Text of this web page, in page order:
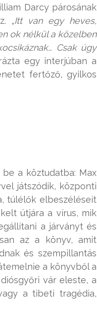
Darcy párosának
„Itt van egy heves,
ok nélkül a közelben
Csak úgy
egy interjúban a
fertőző, gyilkos
a köztudatba: Max
játszódik, központi
túlélők elbeszéléseit
útjára a vírus, mik
a járványt és
az a könyv, amit
és szempillantás
a könyvből a
vár eleste, a
a tibeti tragédia,